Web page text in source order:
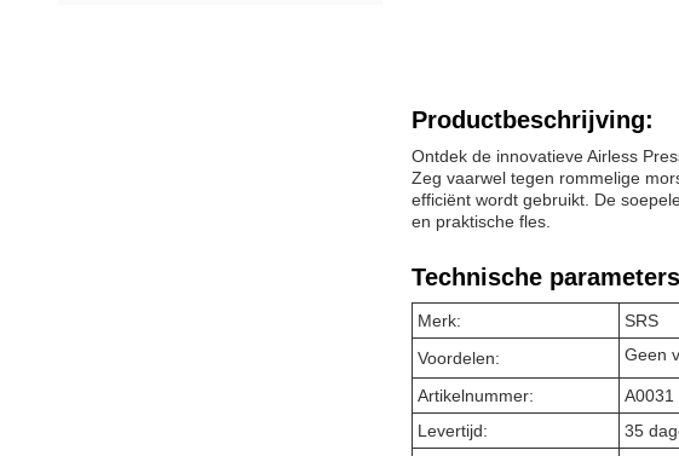
Productbeschrijving:
Ontdek de innovatieve Airless
Zeg vaarwel tegen rommelige
efficiënt wordt gebruikt. De
en praktische fles.
Technische
Merk:
SRS
Voordelen:
Geen
Artikelnummer:
A0031
Levertijd:
35